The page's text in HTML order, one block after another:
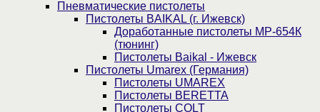
Пнев­ма­ти­чес­кие пистолеты
Пистолеты BAIKAL (г. Ижевск)
Доработанные пистолеты МР-654К
(тюнинг)
Пистолеты Baikal - Ижевск
Пистолеты Umarex (Германия)
Пистолеты UMAREX
Пистолеты BERETTA
Пистолеты COLT